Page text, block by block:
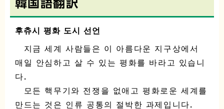
韓国語翻訳
후츄시 평화 도시 선언
지금 세계 사람들은 이 아름다운 지구상에서
매일 안심하고 살 수 있는 평화를 바라고 있습니
다.
모든 핵무기와 전쟁을 없애고 평화로운 세계를
만드는 것은 인류 공통의 절박한 과제입니다.